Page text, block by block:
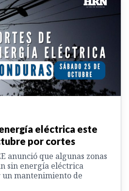
energía eléctrica este
por cortes
anunció que algunas zonas
sin energía eléctrica
un mantenimiento de